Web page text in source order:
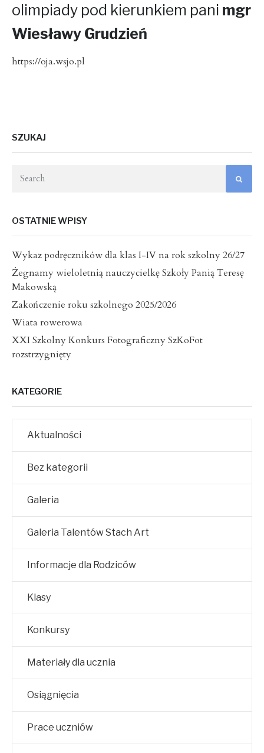
olimpiady pod kierunkiem pani mgr
Wiesławy Grudzień
https://oja.wsjo.pl
SZUKAJ
OSTATNIE WPISY
Wykaz podręczników dla klas I-IV na rok szkolny 26/27
Żegnamy wieloletnią nauczycielkę Szkoły Panią Teresę
Makowską
Zakończenie roku szkolnego 2025/2026
Wiata rowerowa
XXI Szkolny Konkurs Fotograficzny SzKoFot
rozstrzygnięty
KATEGORIE
Aktualności
Bez kategorii
Galeria
Galeria Talentów Stach Art
Informacje dla Rodziców
Klasy
Konkursy
Materiały dla ucznia
Osiągnięcia
Prace uczniów